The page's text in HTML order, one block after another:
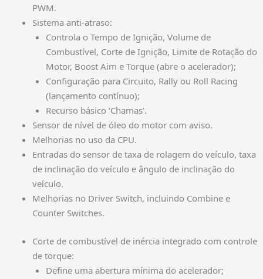
PWM.
Sistema anti-atraso:
Controla o Tempo de Ignição, Volume de
Combustível, Corte de Ignição, Limite de Rotação do
Motor, Boost Aim e Torque (abre o acelerador);
Configuração para Circuito, Rally ou Roll Racing
(lançamento contínuo);
Recurso básico ‘Chamas’.
Sensor de nível de óleo do motor com aviso.
Melhorias no uso da CPU.
Entradas do sensor de taxa de rolagem do veículo, taxa
de inclinação do veículo e ângulo de inclinação do
veículo.
Melhorias no Driver Switch, incluindo Combine e
Counter Switches.
Corte de combustível de inércia integrado com controle
de torque:
Define uma abertura mínima do acelerador;